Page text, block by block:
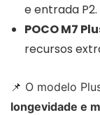
e entrada P2.
POCO M7
recursos
📌 O modelo
longevidade e